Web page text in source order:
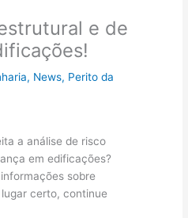
e de
, News, Perito da
a análise de risco
em edificações?
sobre
certo, continue